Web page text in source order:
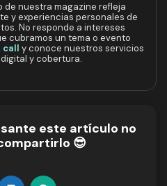
de nuestra magazine refleja
y experiencias personales de
No responde a intereses
cubramos un tema o evento
call y conoce nuestros servicios
y cobertura.
este artículo no
😎